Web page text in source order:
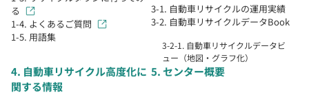
る
1-4. よくあるご質問
1-5. 用語集
3-1. 自動車リサイクルの運用実績
3-2. 自動車リサイクルデータBook
3-2-1. 自動車リサイクルデータビ
ュー（地図・グラフ化）
4. 自動車リサイクル高度化に
関する情報
5. センター概要